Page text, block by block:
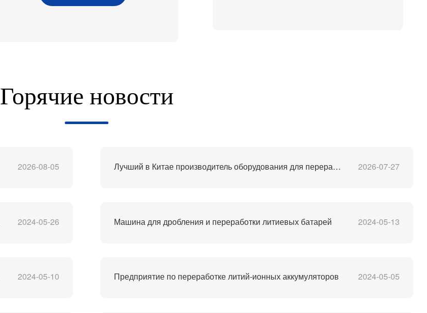
Горячие новости
2026-08-05 Лучший в Китае производитель оборудования для переработки литий-ионных аккумуляторов 2026-07-27
2024-05-26 Машина для дробления и переработки литиевых батарей 2024-05-13
2024-05-10 Предприятие по переработке литий-ионных аккумуляторов 2024-05-05